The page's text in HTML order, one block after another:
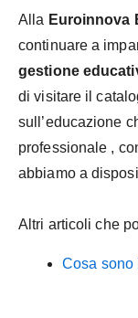
Alla Euroinnova
continuare a
gestione
di visitare il
sull’educazione
professionale ,
abbiamo a
Altri articoli che
Cosa sono